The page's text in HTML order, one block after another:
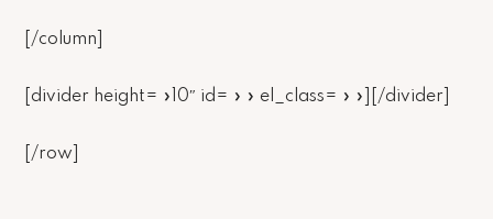
[/column]
[divider height= »10″ id= » » el_class= » »][/divider]
[/row]